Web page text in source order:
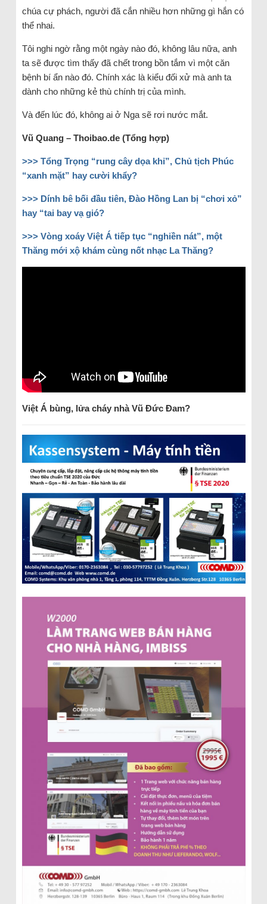
chúa cự phách, người đã cắn nhiều hơn những gì hắn có
thể nhai.
Tôi nghi ngờ rằng một ngày nào đó, không lâu nữa, anh
ta sẽ được tìm thấy đã chết trong bồn tắm vì một căn
bệnh bí ẩn nào đó. Chính xác là kiểu đối xử mà anh ta
dành cho những kẻ thù chính trị của mình.
Và đến lúc đó, không ai ở Nga sẽ rơi nước mắt.
Vũ Quang – Thoibao.de (Tổng hợp)
>>> Tổng Trọng “rung cây dọa khỉ”, Chủ tịch Phúc
“xanh mặt” hay cười khẩy?
>>> Dính bê bối đầu tiên, Đào Hồng Lan bị “chơi xỏ”
hay “tai bay vạ gió?
>>> Vòng xoáy Việt Á tiếp tục “nghiền nát”, một
Thăng mới xộ khám cùng nốt nhạc La Thăng?
Việt Á bùng, lửa cháy nhà Vũ Đức Đam?